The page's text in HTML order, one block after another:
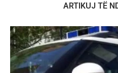
ARTIKUJ TË